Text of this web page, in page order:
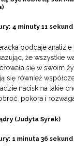
4 minuty 11 sekund
poddaje analizie
że wszystkie
się w swoim
się również
nacisk na takie
pokora i
(Judyta Syrek)
1 minuta 36 sekund